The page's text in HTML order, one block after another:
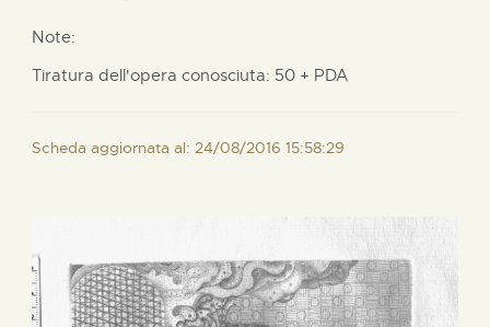
Note:
Tiratura dell'opera conosciuta: 50 + PDA
Scheda aggiornata al: 24/08/2016 15:58:29